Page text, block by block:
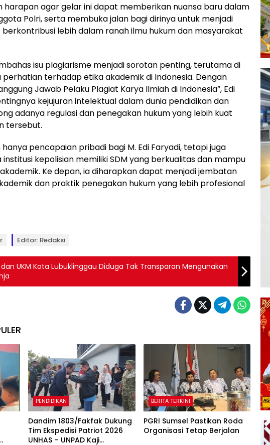
harapan agar gelar ini dapat memberikan nuansa baru dalam
Polri, serta membuka jalan bagi dirinya untuk menjadi
lebih dalam ranah ilmu hukum dan masyarakat
isu plagiarisme menjadi sorotan penting, terutama di
terhadap etika akademik di Indonesia. Dengan
Jawab Pelaku Plagiat Karya Ilmiah di Indonesia”, Edi
kejujuran intelektual dalam dunia pendidikan dan
adanya regulasi dan penegakan hukum yang lebih kuat
tersebut.
pencapaian pribadi bagi M. Edi Faryadi, tetapi juga
kepolisian memiliki SDM yang berkualitas dan mampu
Ke depan, ia diharapkan dapat menjadi jembatan
dan praktik penegakan hukum yang lebih profesional
Editor: Redaksi
UKM Kota Lubuklinggau Diduga Tak Transparan Mengunakan
PENDIDIKAN
Dandim 1803/Fakfak Dukung
Tim Ekspedisi Patriot 2026
UNHAS – UNPAD Kaji
BERITA TERKINI
PGRI Sumsel Pastikan Roda
Organisasi Tetap Berjalan